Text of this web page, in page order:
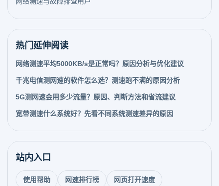
热门延伸阅读
网络测速平均5000KB/s是正常吗？原因分析与优化建议
千兆电信测网速的软件怎么选？测速跑不满的原因分析
5G测网速会用多少流量？原因、判断方法和省流建议
宽带测速什么系统好？先看不同系统测速差异的原因
站内入口
使用帮助 网速排行榜 网页打开速度